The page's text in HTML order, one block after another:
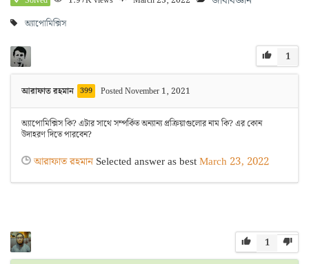
অ্যাপোমিক্সিস
আরাফাত রহমান 399 Posted November 1, 2021
1
অ্যাপোমিক্সিস কি? এটার সাথে সম্পর্কিত অন্যান্য প্রক্রিয়াগুলোর নাম কি? এর কোন
উদাহরণ দিতে পারবেন?
আরাফাত রহমান Selected answer as bestMarch 23, 2022
1